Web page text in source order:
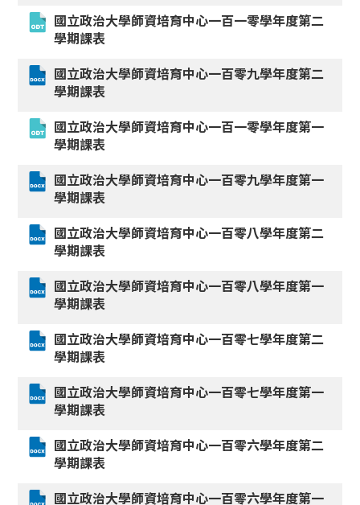
國立政治大學師資培育中心一百一零學年度第二
學期課表
國立政治大學師資培育中心一百零九學年度第二
學期課表
國立政治大學師資培育中心一百一零學年度第一
學期課表
國立政治大學師資培育中心一百零九學年度第一
學期課表
國立政治大學師資培育中心一百零八學年度第二
學期課表
國立政治大學師資培育中心一百零八學年度第一
學期課表
國立政治大學師資培育中心一百零七學年度第二
學期課表
國立政治大學師資培育中心一百零七學年度第一
學期課表
國立政治大學師資培育中心一百零六學年度第二
學期課表
國立政治大學師資培育中心一百零六學年度第一